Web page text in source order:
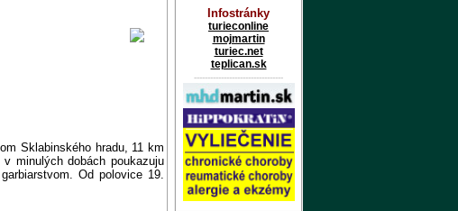
Sklabinského hradu, 11 km
minulých dobách poukazuju
Od polovice 19.
Infostránky
turieconline
mojmartin
turiec.net
teplican.sk
---------------------------------